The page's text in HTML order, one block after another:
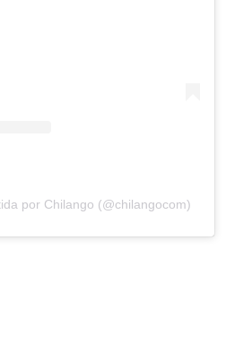
por Chilango (@chilangocom)